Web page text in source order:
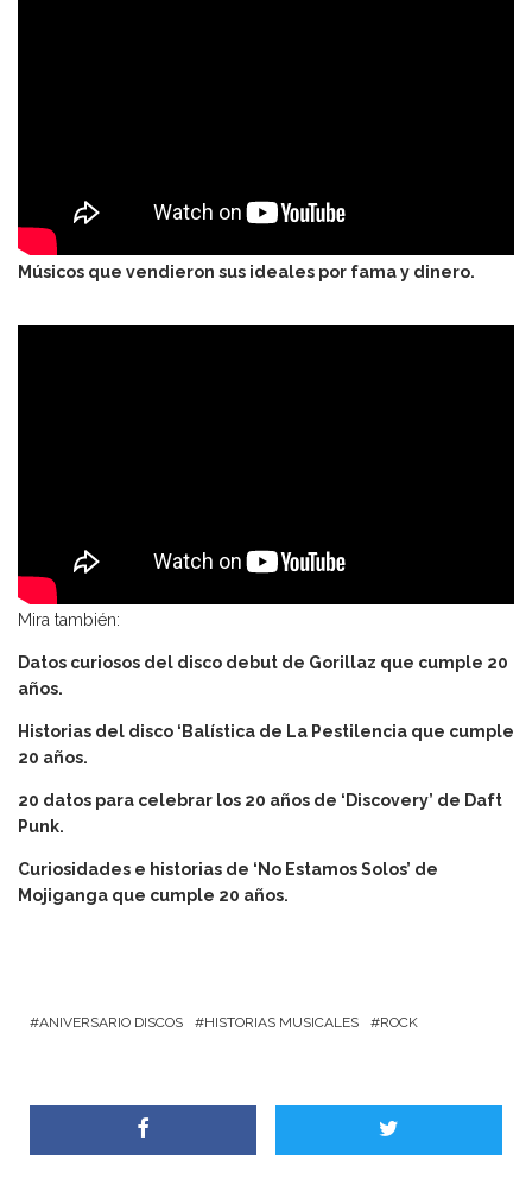
Músicos que vendieron sus ideales por fama y dinero.
Mira también:
Datos curiosos del disco debut de Gorillaz que cumple 20
años.
Historias del disco ‘Balística de La Pestilencia que cumple
20 años.
20 datos para celebrar los 20 años de ‘Discovery’ de Daft
Punk.
Curiosidades e historias de ‘No Estamos Solos’ de
Mojiganga que cumple 20 años.
ANIVERSARIO DISCOS HISTORIAS MUSICALES ROCK